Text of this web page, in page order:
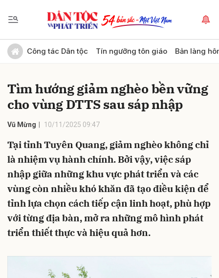
Công tác Dân tộc Tín ngưỡng tôn giáo Bản làng
Tìm hướng giảm nghèo bền vững
cho vùng DTTS sau sáp nhập
Vũ Mừng 10/11/2025 09:47
Tại tỉnh Tuyên Quang, giảm nghèo không chỉ
là nhiệm vụ hành chính. Bởi vậy, việc sáp
nhập giữa những khu vực phát triển và các
vùng còn nhiều khó khăn đã tạo điều kiện để
tỉnh lựa chọn cách tiếp cận linh hoạt, phù hợp
với từng địa bàn, mở ra những mô hình phát
triển thiết thực và hiệu quả hơn.
Gửi bình luận
Hủy Gửi